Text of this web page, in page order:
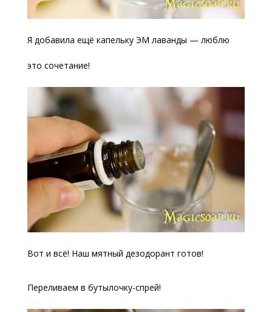
Я добавила ещё капельку ЭМ лаванды — люблю
это сочетание!
Вот и всё! Наш мятный дезодорант готов!
Переливаем в бутылочку-спрей!